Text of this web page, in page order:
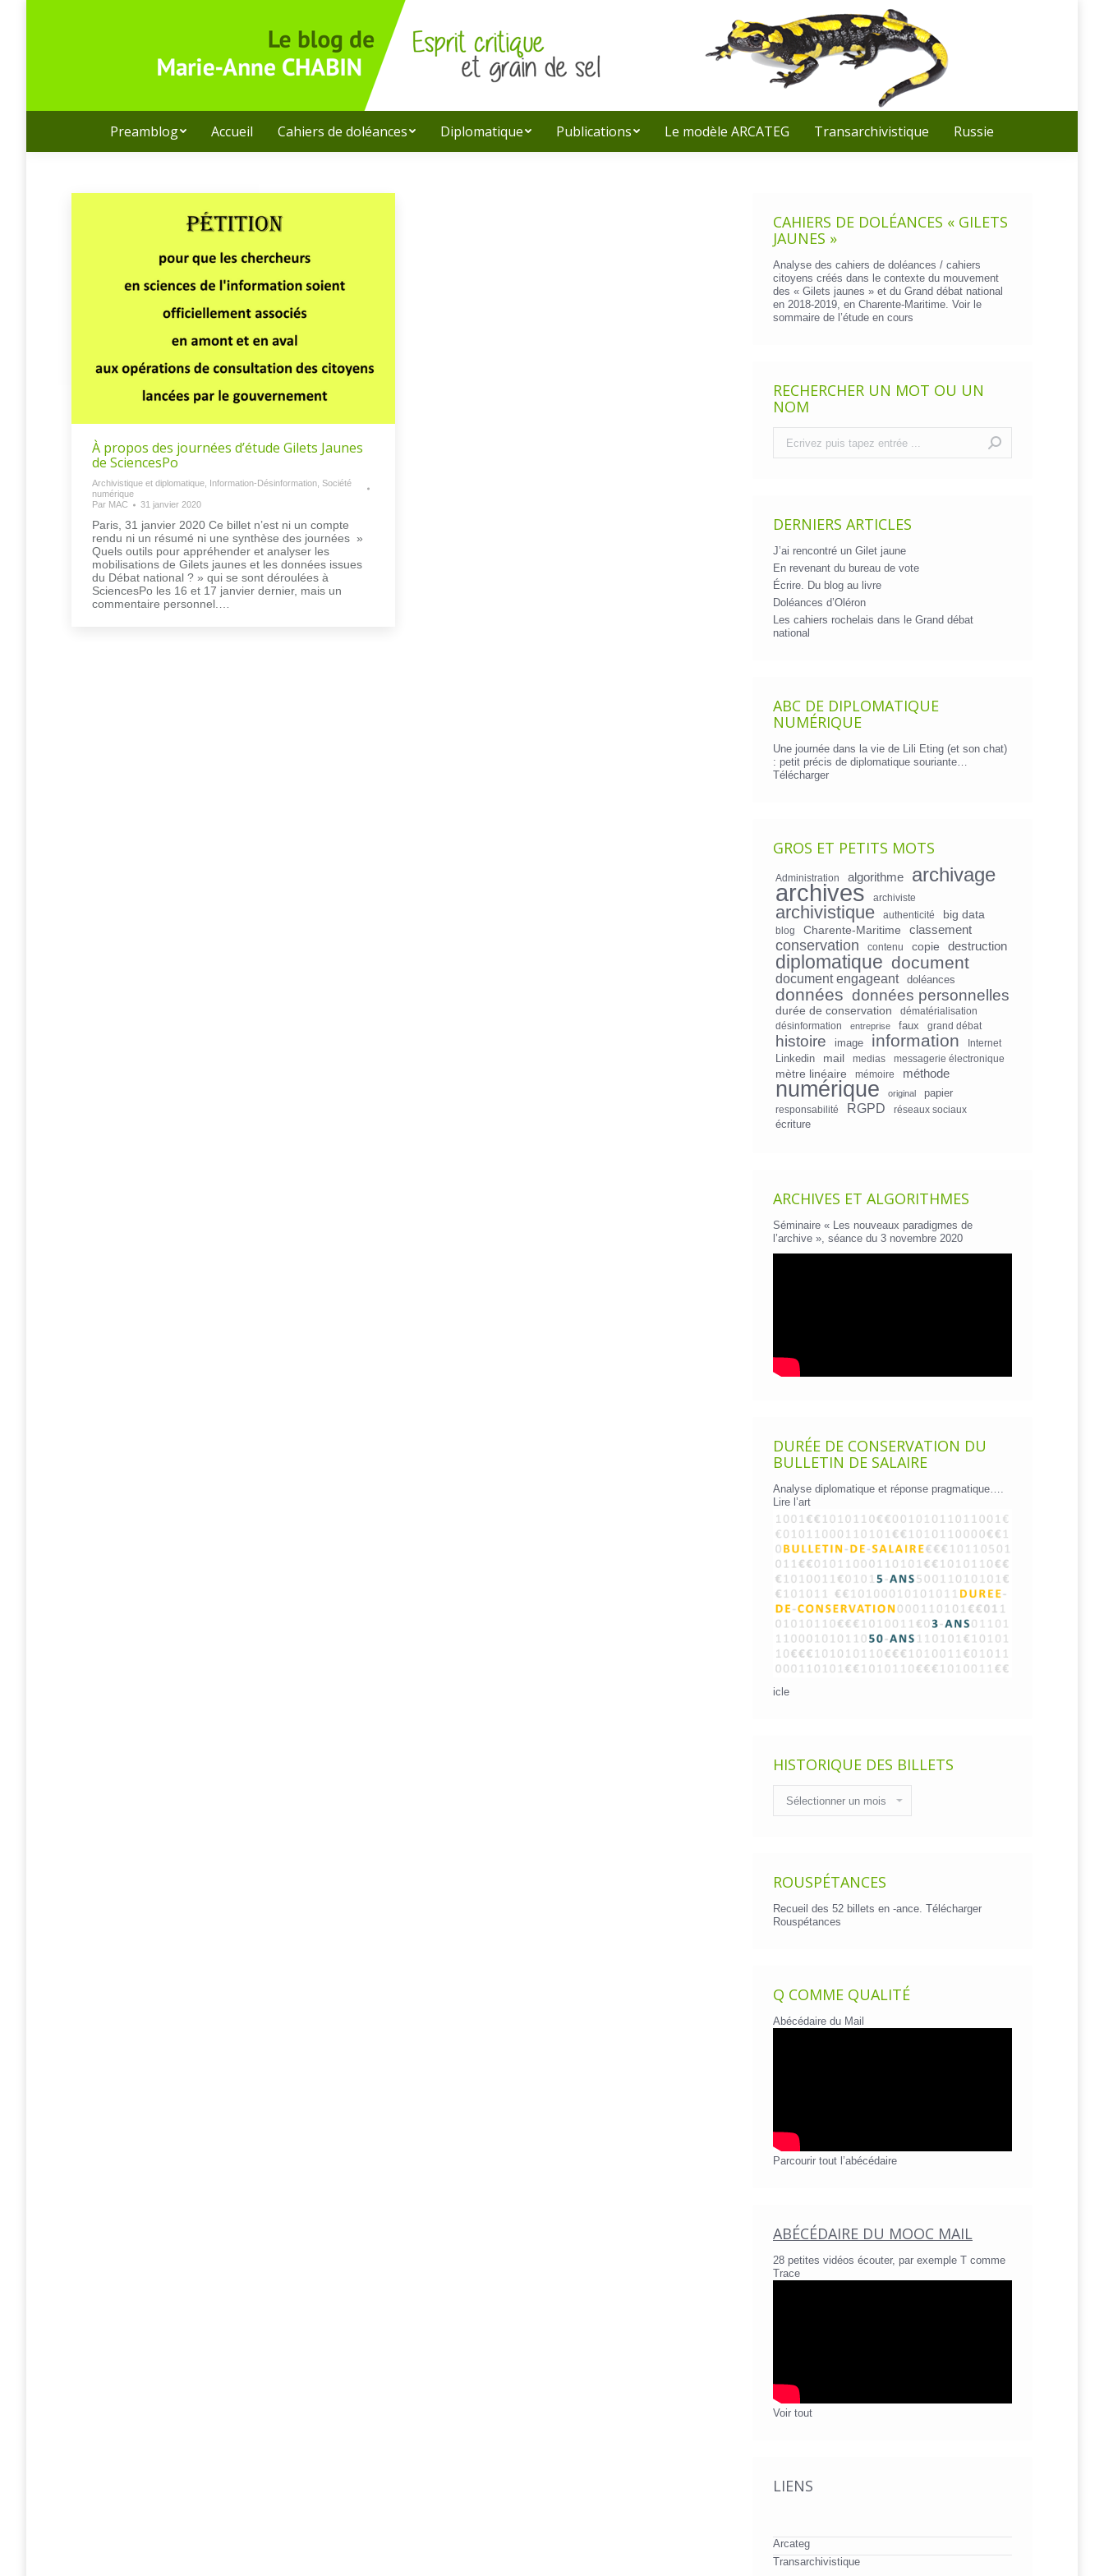
Recherche
:
Preamblog Accueil Cahiers de doléances Diplomatique Publications Le modèle ARCATEG Transarchivistique Russie
À propos des journées d’étude Gilets Jaunes
de SciencesPo
Archivistique et diplomatique Information-Désinformation Société
numérique
Par MAC 31 janvier 2020
Paris, 31 janvier 2020 Ce billet n’est ni un compte
rendu ni un résumé ni une synthèse des journées »
Quels outils pour appréhender et analyser les
mobilisations de Gilets jaunes et les données issues
du Débat national ? » qui se sont déroulées à
SciencesPo les 16 et 17 janvier dernier, mais un
commentaire personnel.…
CAHIERS DE DOLÉANCES « GILETS
JAUNES »
Analyse des cahiers de doléances / cahiers
citoyens créés dans le contexte du mouvement
des « Gilets jaunes » et du Grand débat national
en 2018-2019, en Charente-Maritime. Voir le
sommaire de l’étude en cours
RECHERCHER UN MOT OU UN
NOM
DERNIERS ARTICLES
J’ai rencontré un Gilet jaune
En revenant du bureau de vote
Écrire. Du blog au livre
Doléances d’Oléron
Les cahiers rochelais dans le Grand débat
national
ABC DE DIPLOMATIQUE
NUMÉRIQUE
Une journée dans la vie de Lili Eting (et son chat)
: petit précis de diplomatique souriante…
Télécharger
GROS ET PETITS MOTS
Administration algorithme archivage
archives archiviste
archivistique authenticité big data
blog Charente-Maritime classement
conservation contenu copie destruction
diplomatique document
document engageant doléances
données données personnelles
durée de conservation
dématérialisation
désinformation
entreprise faux grand débat
histoire image information Internet
Linkedin mail medias messagerie électronique
mètre linéaire mémoire méthode
numérique original papier
responsabilité RGPD réseaux sociaux
écriture
ARCHIVES ET ALGORITHMES
Séminaire « Les nouveaux paradigmes de
l’archive », séance du 3 novembre 2020
DURÉE DE CONSERVATION DU
BULLETIN DE SALAIRE
Analyse diplomatique et réponse pragmatique….
Lire l’art
icle
HISTORIQUE DES BILLETS
des
billets
ROUSPÉTANCES
Recueil des 52 billets en -ance. Télécharger
Rouspétances
Q COMME QUALITÉ
Abécédaire du Mail
Parcourir tout l’abécédaire
ABÉCÉDAIRE DU MOOC MAIL
28 petites vidéos écouter, par exemple T comme
Trace
Voir tout
LIENS
Arcateg
Transarchivistique